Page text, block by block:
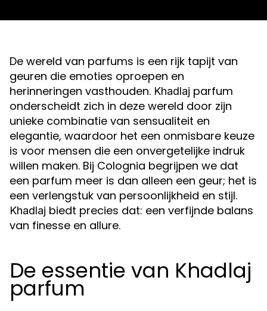
De wereld van parfums is een rijk tapijt van
geuren die emoties oproepen en
herinneringen vasthouden. Khadlaj parfum
onderscheidt zich in deze wereld door zijn
unieke combinatie van sensualiteit en
elegantie, waardoor het een onmisbare keuze
is voor mensen die een onvergetelijke indruk
willen maken. Bij Colognia begrijpen we dat
een parfum meer is dan alleen een geur; het is
een verlengstuk van persoonlijkheid en stijl.
Khadlaj biedt precies dat: een verfijnde balans
van finesse en allure.
De essentie van Khadlaj
parfum